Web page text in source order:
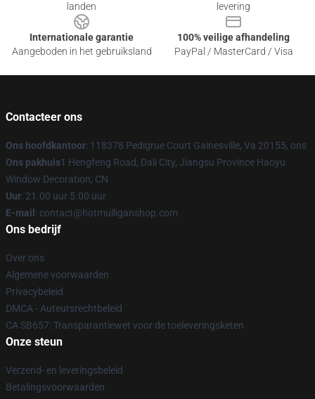
landen
levering
Internationale garantie
Aangeboden in het gebruiksland
100% veilige afhandeling
PayPal / MasterCard / Visa
Contacteer ons
Ons hoofdkantoor: 118378 Pedigrue Court Gainesville, Va 20155, ons
Ons pakhuis1 Hengfeng Road, Dali City, Jiangsu Province Haoyu
Window Decoration, CN
Uur: 21.00 uur 5.00 uur
E-mail : contact@hotmulliganshop.com
Ons bedrijf
Over ons
Algemene voorwaarden
Privacybeleid
DMCA - Auteursrechtbeleid
CA SB657: Transparantiewet voor de toeleveringsketen
Onze steun
Verzend- en leveringsbeleid
Betalingsvoorwaarden